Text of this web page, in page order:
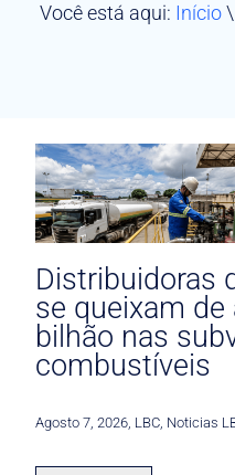
Você está aqui: Início\
Distribuidoras
se queixam de
bilhão nas
combustíveis
Agosto 7, 2026 LBC Noticias